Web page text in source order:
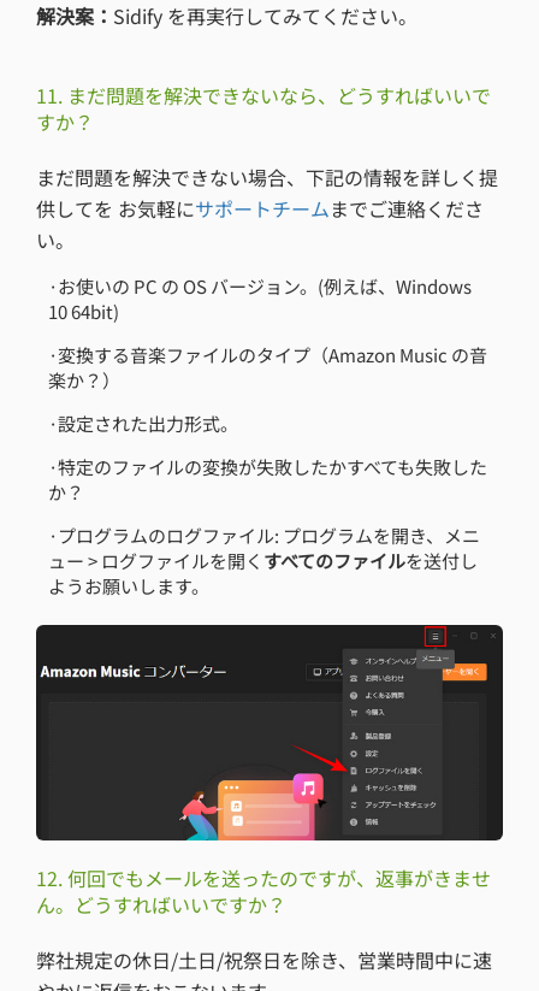
解決案： Sidify を再実行してみてください。
11. まだ問題を解決できないなら、どうすればいいで
すか？
まだ問題を解決できない場合、下記の情報を詳しく提
供してを お気軽にサポートチームまでご連絡くださ
い。
·お使いの PC の OS バージョン。(例えば、Windows
10 64bit)
·変換する音楽ファイルのタイプ（Amazon Music の音
楽か？）
·設定された出力形式。
·特定のファイルの変換が失敗したかすべても失敗した
か？
·プログラムのログファイル: プログラムを開き、メニ
ュー > ログファイルを開く すべてのファイルを送付し
ようお願いします。
12. 何回でもメールを送ったのですが、返事がきませ
ん。どうすればいいですか？
弊社規定の休日/土日/祝祭日を除き、営業時間中に速